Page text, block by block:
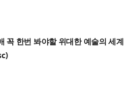
꼭 한번 봐야할 위대한 예술의 세계